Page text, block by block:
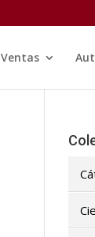
Ventas